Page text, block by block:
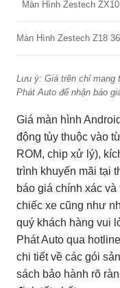
Màn Hình Zestech ZX10
Màn Hình Zestech Z18
Lưu ý: Giá trên chỉ mang
Phát Auto để nhận báo
Giá màn hình
động tùy thuộc vào
ROM, chip xử lý),
trình khuyến mãi tại
báo giá chính xác
chiếc xe cũng như
quý khách hàng vui
Phát Auto qua hotline
chi tiết về các gói
sách bảo hành rõ